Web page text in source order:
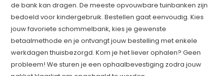
de bank kan dragen. De meeste opvouwbare tuinbanken zijn
bedoeld voor kindergebruik. Bestellen gaat eenvoudig. Kies
jouw favoriete schommelbank, kies je gewenste
betaalmethode en je ontvangt jouw bestelling met enkele
werkdagen thuisbezorgd. Kom je het liever ophalen? Geen
probleem! We sturen je een ophaalbevestiging zodra jouw